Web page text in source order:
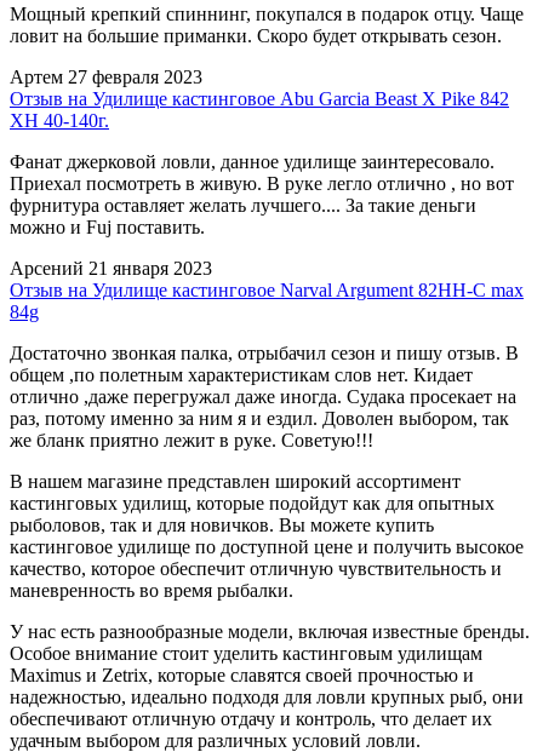
Мощный крепкий спиннинг, покупался в подарок отцу. Чаще
ловит на большие приманки. Скоро будет открывать сезон.
Артем 27 февраля 2023
Отзыв на Удилище кастинговое Abu Garcia Beast X Pike 842
XH 40-140г.
Фанат джерковой ловли, данное удилище заинтересовало.
Приехал посмотреть в живую. В руке легло отлично , но вот
фурнитура оставляет желать лучшего.... За такие деньги
можно и Fuj поставить.
Арсений 21 января 2023
Отзыв на Удилище кастинговое Narval Argument 82HH-C max
84g
Достаточно звонкая палка, отрыбачил сезон и пишу отзыв. В
общем ,по полетным характеристикам слов нет. Кидает
отлично ,даже перегружал даже иногда. Судака просекает на
раз, потому именно за ним я и ездил. Доволен выбором, так
же бланк приятно лежит в руке. Советую!!!
В нашем магазине представлен широкий ассортимент
кастинговых удилищ, которые подойдут как для опытных
рыболовов, так и для новичков. Вы можете купить
кастинговое удилище по доступной цене и получить высокое
качество, которое обеспечит отличную чувствительность и
маневренность во время рыбалки.
У нас есть разнообразные модели, включая известные бренды.
Особое внимание стоит уделить кастинговым удилищам
Maximus и Zetrix, которые славятся своей прочностью и
надежностью, идеально подходя для ловли крупных рыб, они
обеспечивают отличную отдачу и контроль, что делает их
удачным выбором для различных условий ловли.